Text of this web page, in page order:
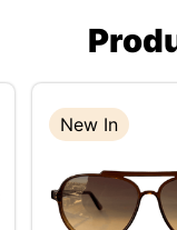
New In